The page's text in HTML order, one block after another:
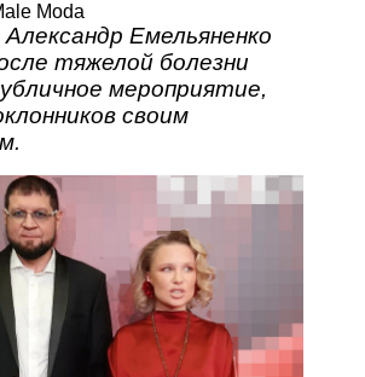
Moda
Емельяненко
тяжелой болезни
мероприятие,
своим